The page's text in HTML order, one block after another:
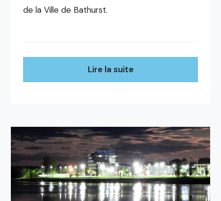
de la Ville de Bathurst.
Lire la suite